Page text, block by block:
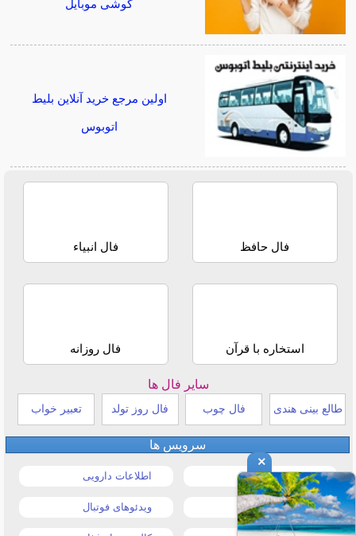
گوشی موبایل
اولین مرجع خرید آنلاین بلیط
اتوبوس
فال حافظ فال انبیاء
استخاره با قرآن فال روزانه
سایر فال ها
طالع بینی هندی فال چوب فال روز تولد تعبیر خواب
سرویس ها
قیمت خودرو اطلاعات دارویی
قیمت طلا و سکه ویدئوهای فوتبال
×